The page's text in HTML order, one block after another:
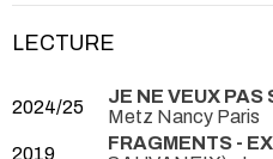
LECTURE
2024/25 JE NE VEUX PAS
Metz Nancy Paris
2019
FRAGMENTS -